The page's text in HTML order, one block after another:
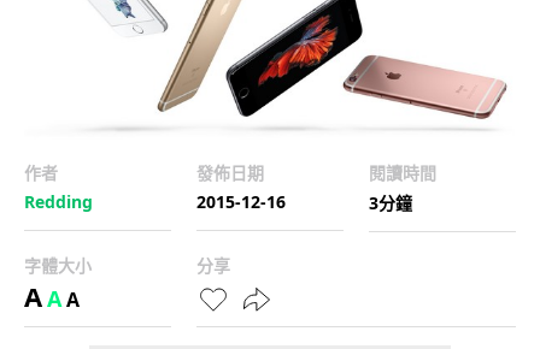
作者
Redding
發佈日期
2015-12-16
閱讀時間
3分鐘
字體大小
AAA
分享